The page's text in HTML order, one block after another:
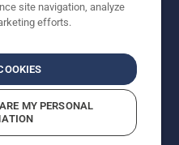
reserved. Priserna
cirkapriser. Alla angivna
försäljningspriser (inkl.
tillgänglig för direkt köp.
Sekretessmeddelande
site navigation, analyze
efforts.
MY PERSONAL